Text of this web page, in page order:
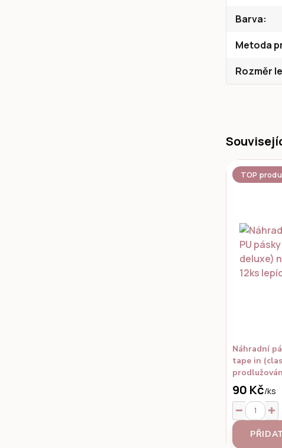
Barva
Metoda
Rozměr
TOP
Náhradní
tape in
90 Kč/ks